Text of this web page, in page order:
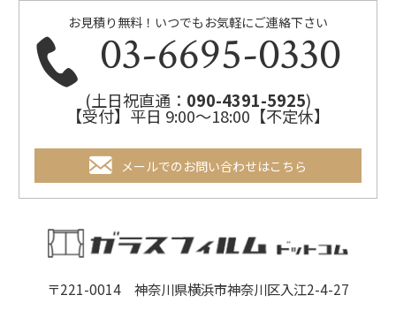
お見積り無料！いつでもお気軽にご連絡下さい
03-6695-0330
(土日祝直通： 090-4391-5925)
【受付】平日 9:00～18:00【不定休】
メールでのお問い合わせはこちら
〒221-0014 神奈川県横浜市神奈川区入江2-4-27